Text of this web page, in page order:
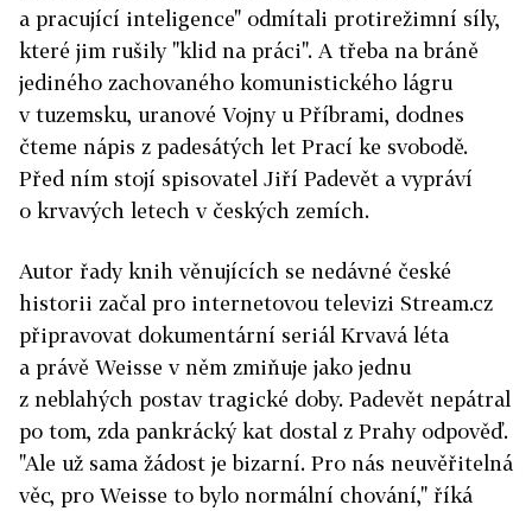
a pracující inteligence" odmítali protirežimní síly,
které jim rušily "klid na práci". A třeba na bráně
jediného zachovaného komunistického lágru
v tuzemsku, uranové Vojny u Příbrami, dodnes
čteme nápis z padesátých let Prací ke svobodě.
Před ním stojí spisovatel Jiří Padevět a vypráví
o krvavých letech v českých zemích.
Autor řady knih věnujících se nedávné české
historii začal pro internetovou televizi Stream.cz
připravovat dokumentární seriál Krvavá léta
a právě Weisse v něm zmiňuje jako jednu
z neblahých postav tragické doby. Padevět nepátral
po tom, zda pankrácký kat dostal z Prahy odpověď.
"Ale už sama žádost je bizarní. Pro nás neuvěřitelná
věc, pro Weisse to bylo normální chování," říká